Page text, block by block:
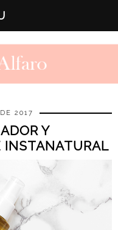
2017
Y
INSTANATURAL